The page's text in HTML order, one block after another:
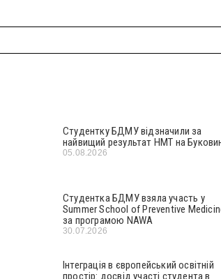
Студентку БДМУ відзначили за
найвищий результат НМТ на
05.08.2026
Студентка БДМУ взяла участь у
Summer School of Preventive
за програмою NAWA
30.07.2026
Інтеграція в європейський освітній
простір: досвід участі студента в